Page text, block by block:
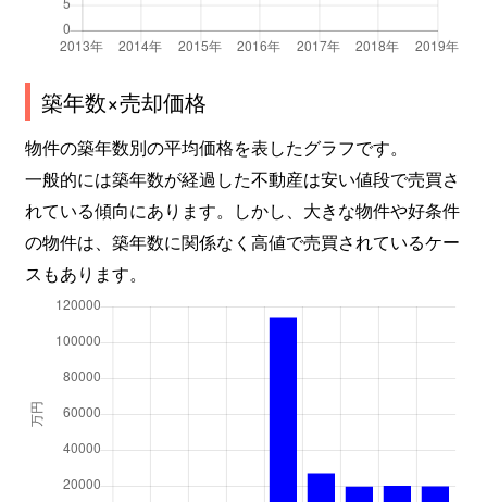
築年数×売却価格
物件の築年数別の平均価格を表したグラフです。
一般的には築年数が経過した不動産は安い値段で売買さ
れている傾向にあります。しかし、大きな物件や好条件
の物件は、築年数に関係なく高値で売買されているケー
スもあります。